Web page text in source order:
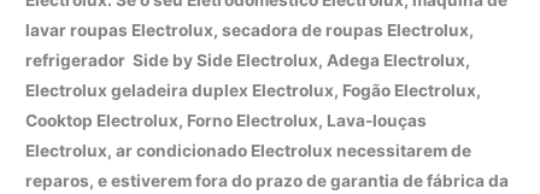
lavar roupas Electrolux, secadora de roupas Electrolux,
refrigerador Side by Side Electrolux, Adega Electrolux,
Electrolux geladeira duplex Electrolux, Fogão Electrolux,
Cooktop Electrolux, Forno Electrolux, Lava-louças
Electrolux, ar condicionado Electrolux necessitarem de
reparos, e estiverem fora do prazo de garantia de fábrica da